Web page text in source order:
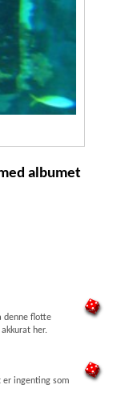
albumet
denne flotte
her.
ingenting som